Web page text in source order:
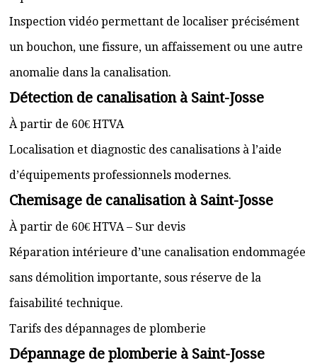
Inspection vidéo permettant de localiser précisément
un bouchon, une fissure, un affaissement ou une autre
anomalie dans la canalisation.
Détection de canalisation à Saint-Josse
À partir de 60€ HTVA
Localisation et diagnostic des canalisations à l’aide
d’équipements professionnels modernes.
Chemisage de canalisation à Saint-Josse
À partir de 60€ HTVA – Sur devis
Réparation intérieure d’une canalisation endommagée
sans démolition importante, sous réserve de la
faisabilité technique.
Tarifs des dépannages de plomberie
Dépannage de plomberie à Saint-Josse